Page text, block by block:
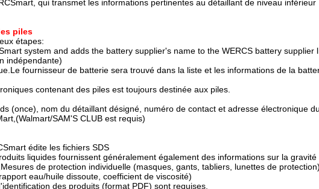
qui transmet les informations pertinentes au détaillant de niveau inférieur
piles
étapes:
system and adds the battery supplier's name to the WERCS battery supplier
indépendante)
fournisseur de batterie sera trouvé dans la liste et les informations de la
contenant des piles est toujours destinée aux piles.
(once), nom du détaillant désigné, numéro de contact et adresse électronique
SAM'S CLUB est requis)
édite les fichiers SDS
liquides fournissent généralement également des informations sur la gravité
de protection individuelle (masques, gants, tabliers, lunettes de
eau/huile dissoute, coefficient de viscosité)
des produits (format PDF) sont requises.